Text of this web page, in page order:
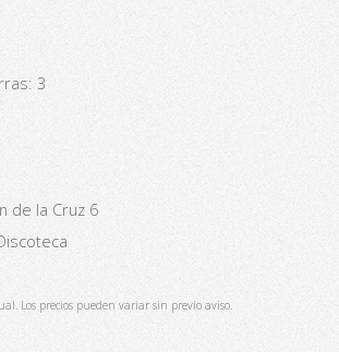
3
de la Cruz 6
Los precios pueden variar sin previo aviso.